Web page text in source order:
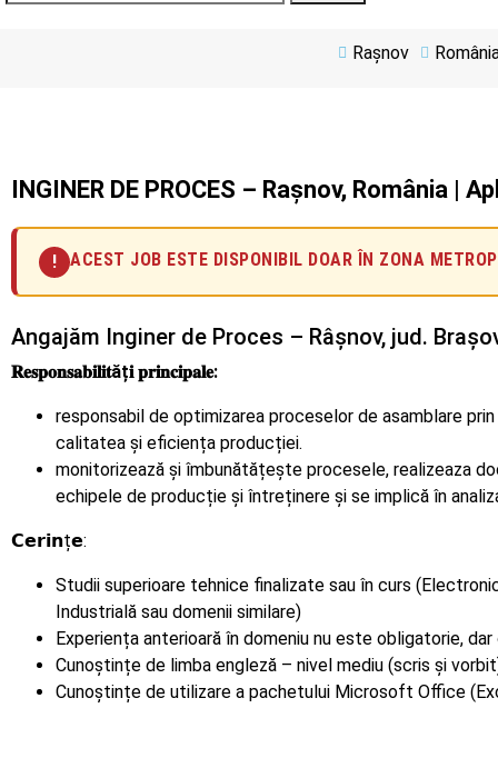
Rașnov
INGINER DE PROCES – Rașnov, România |
! ACEST JOB ESTE DISPONIBIL DOAR ÎN ZONA
Angajăm Inginer de Proces – Râșnov, jud.
𝐑𝐞𝐬𝐩𝐨𝐧𝐬𝐚𝐛𝐢𝐥𝐢𝐭ăț𝐢 𝐩𝐫𝐢𝐧𝐜𝐢𝐩𝐚𝐥𝐞:
responsabil de optimizarea proceselor de asamblare
calitatea și eficiența producției.
monitorizează și îmbunătățește procesele, realizeaza
echipele de producție și întreținere și se implică în
𝗖𝗲𝗿𝗶𝗻ț𝗲:
Studii superioare tehnice finalizate sau în curs
Industrială sau domenii similare)
Experiența anterioară în domeniu nu este obligatorie,
Cunoștințe de limba engleză – nivel mediu (scris și
Cunoștințe de utilizare a pachetului Microsoft Office